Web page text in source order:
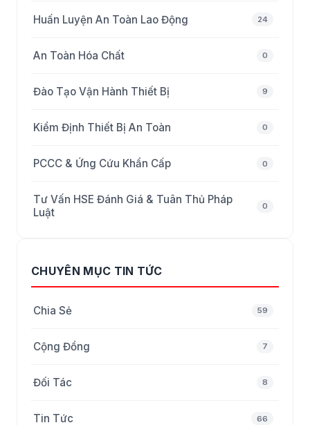
Huấn Luyện An Toàn Lao Động 24
An Toàn Hóa Chất 0
Đào Tạo Vận Hành Thiết Bị 9
Kiểm Định Thiết Bị An Toàn 0
PCCC & Ứng Cứu Khẩn Cấp 0
Tư Vấn HSE Đánh Giá & Tuân Thủ Pháp
Luật
0
CHUYÊN MỤC TIN TỨC
Chia Sẻ 59
Cộng Đồng 7
Đối Tác 8
Tin Tức 66